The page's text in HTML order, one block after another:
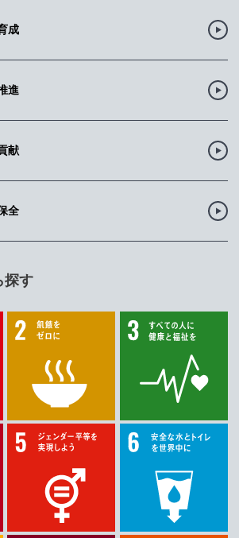
成
進
献
全
探す